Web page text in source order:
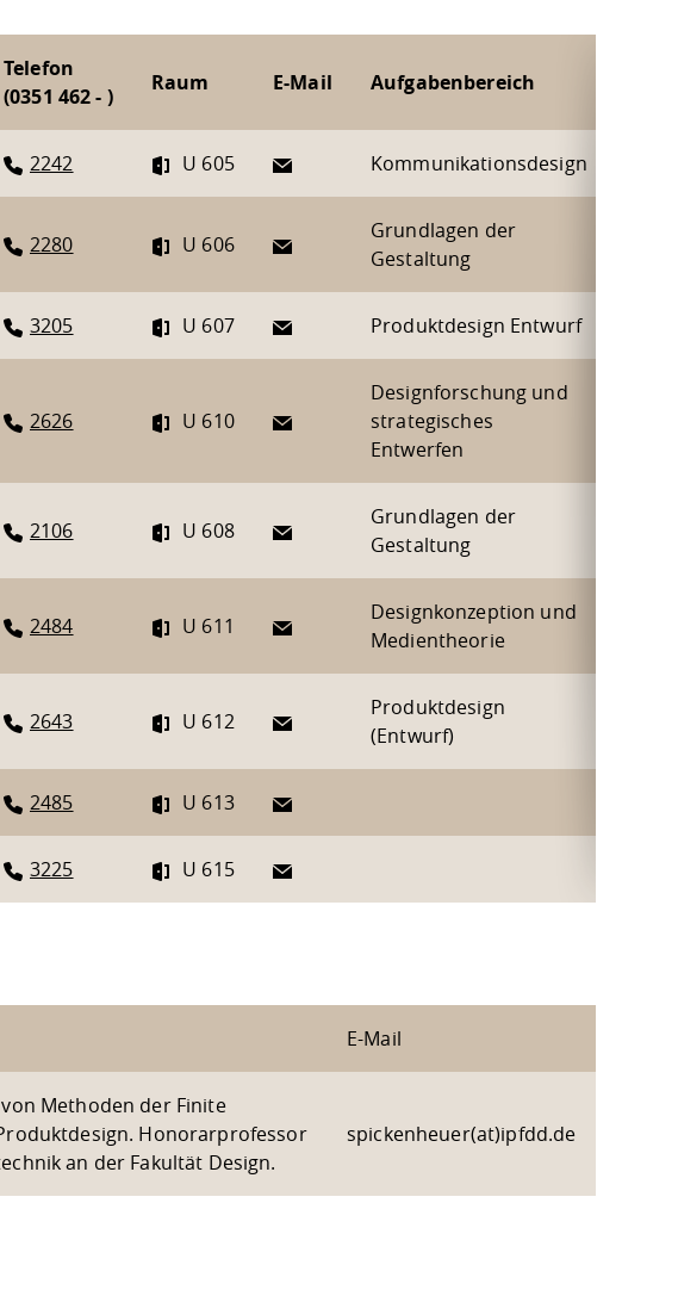
Telefon
(0351 462 - )
Raum E-Mail Aufgabenbereich
2242 U 605 Kommunikationsdesign
2280 U 606
Grundlagen der
Gestaltung
3205 U 607 Produktdesign Entwurf
2626 U 610
Designforschung und
strategisches
Entwerfen
2106 U 608
Grundlagen der
Gestaltung
2484 U 611
Designkonzeption und
Medientheorie
2643 U 612
Produktdesign
(Entwurf)
2485 U 613
3225 U 615
E-Mail
Methoden der Finite
Honorarprofessor
an der Fakultät Design.
spickenheuer(at)ipfdd.de